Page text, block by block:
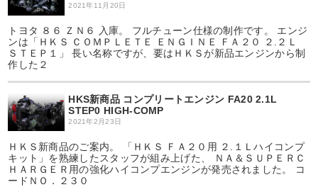
2021年11月20日
トヨタ ８６ ＺＮ６ 入庫。 フルチューン仕様の制作です。 エンジ
ンは「ＨＫＳ ＣＯＭＰＬＥＴＥ ＥＮＧＩＮＥ ＦＡ２０ ２.２Ｌ
ＳＴＥＰ１」 長い名称ですが、要はＨＫＳが新品エンジンから制
作した２
HKS新商品 コンプリートエンジン FA20 2.1L
STEP0 HIGH-COMP
2021年2月23日
ＨＫＳ新商品のご案内。 「ＨＫＳ ＦＡ２０用 ２.１Ｌハイコンプ
キット」を熟練したスタッフが組み上げた、 ＮＡ＆ＳＵＰＥＲＣ
ＨＡＲＧＥＲ用の強化ハイコンプエンジンが発売されました。 コ
ードＮＯ．２３０